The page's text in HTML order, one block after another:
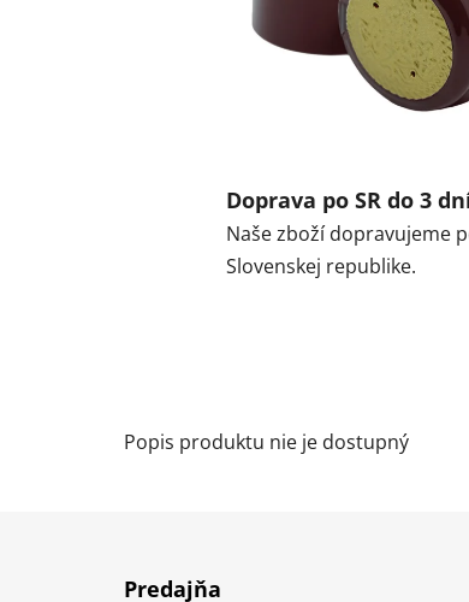
Doprava po SR do 3
Naše zboží dopravujeme
Slovenskej republike.
Popis produktu nie je dostupný
Predajňa